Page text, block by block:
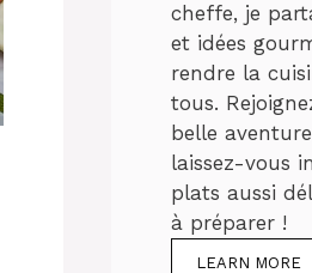
cheffe, je
et idées
rendre la
tous.
belle
laissez-vous
plats aussi
à préparer !
LEARN MORE